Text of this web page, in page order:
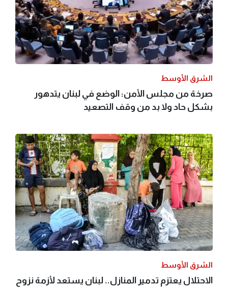
الشرق الأوسط
صرخة من مجلس الأمن: الوضع في لبنان يتدهور
بشكل حاد ولا بد من وقف التصعيد
الشرق الأوسط
الاحتلال يعتزم تدمير المنازل.. لبنان يستعد لأزمة نزوح